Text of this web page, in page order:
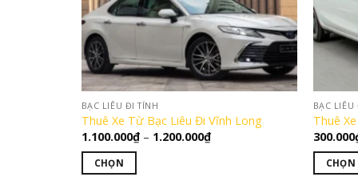
BẠC LIÊU ĐI TỈNH
Thuê Xe Từ Bạc Liêu Đi Vĩnh Long
1.100.000₫ – 1.200.000₫Khoảng
giá:
CHỌN
BẠC LIÊU
Thuê
300.000
CHỌN